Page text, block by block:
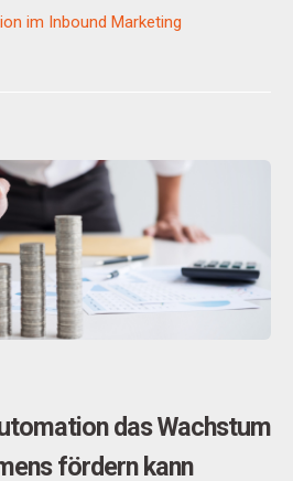
im Inbound Marketing
das Wachstum
fördern kann